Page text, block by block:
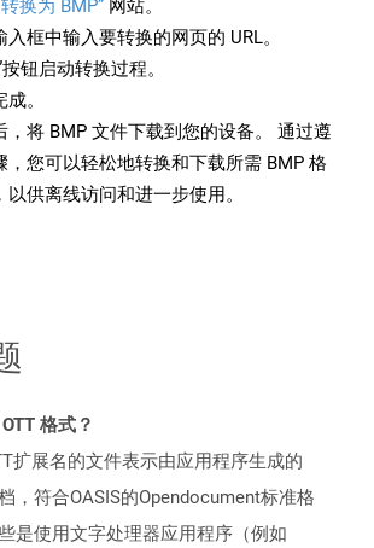
换为 BMP” 网站。
框中输入要转换的网页的 URL。
钮启动转换过程。
。
，将 BMP 文件下载到您的设备。 通过遵
，您可以轻松地转换和下载所需 BMP 格
以供离线访问和进一步使用。
格式？
扩展名的文件表示由应用程序生成的
，符合OASIS的Opendocument标准格
是使用文字处理器应用程序（例如